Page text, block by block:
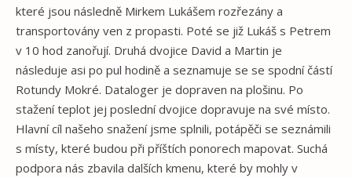
které jsou následně Mirkem Lukášem rozřezány a
transportovány ven z propasti. Poté se již Lukáš s Petrem
v 10 hod zanořují. Druhá dvojice David a Martin je
následuje asi po pul hodině a seznamuje se se spodní částí
Rotundy Mokré. Dataloger je dopraven na plošinu. Po
stažení teplot jej poslední dvojice dopravuje na své místo.
Hlavní cíl našeho snažení jsme splnili, potápěči se seznámili
s místy, které budou při příštích ponorech mapovat. Suchá
podpora nás zbavila dalších kmenu, které by mohly v